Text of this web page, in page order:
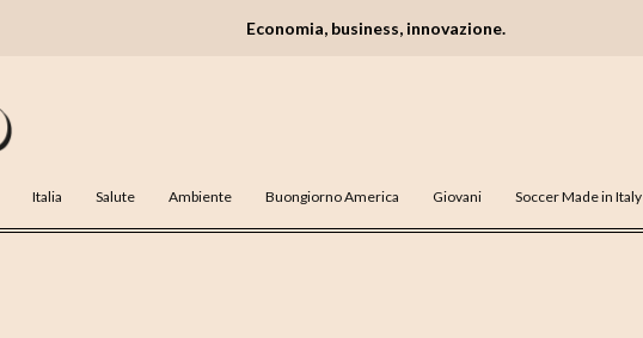
Economia, business, innovazione.
Italia Salute Ambiente Buongiorno America Giovani Soccer Made in Italy